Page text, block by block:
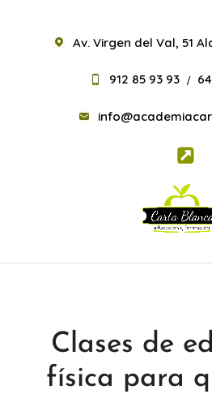
Av. Virgen del Val, 51
912 85 93 93 /
Clases de
física para